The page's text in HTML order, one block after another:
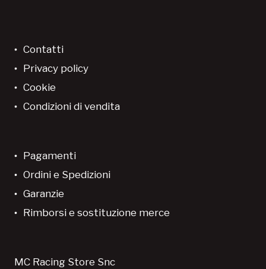
Contatti
Privacy policy
Cookie
Condizioni di vendita
Pagamenti
Ordini e Spedizioni
Garanzie
Rimborsi e sostituzione merce
MC Racing Store Snc